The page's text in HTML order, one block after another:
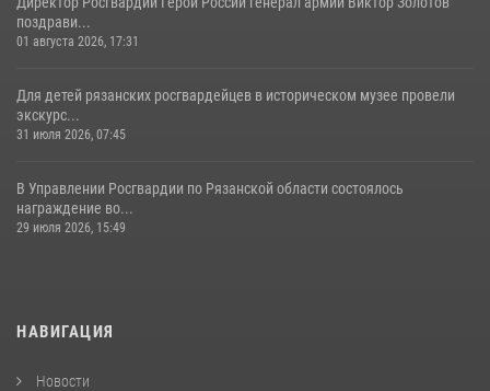
поздрави...
01 августа 2026, 17:31
Для детей рязанских росгвардейцев в историческом музее провели
экскурс...
31 июля 2026, 07:45
В Управлении Росгвардии по Рязанской области состоялось
награждение во...
29 июля 2026, 15:49
НАВИГАЦИЯ
Новости